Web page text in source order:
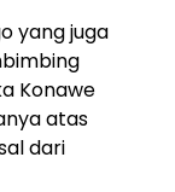
yang juga
Konawe
atas
dari